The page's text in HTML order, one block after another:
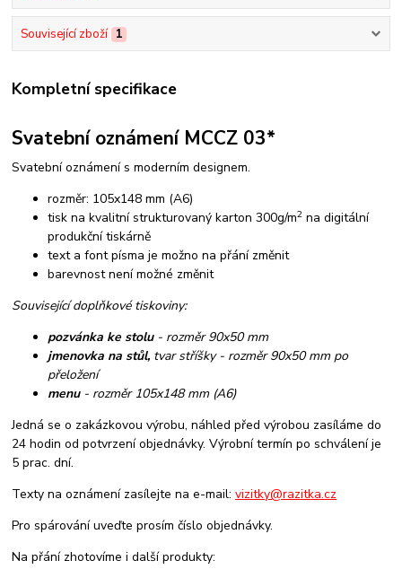
Související zboží 1
Kompletní specifikace
Svatební oznámení MCCZ 03*
Svatební oznámení s moderním designem.
rozměr: 105x148 mm (A6)
tisk na kvalitní strukturovaný karton 300g/m2 na digitální
produkční tiskárně
text a font písma je možno na přání změnit
barevnost není možné změnit
Související doplňkové tiskoviny:
pozvánka ke stolu- rozměr 90x50 mm
jmenovka na stůl, tvar stříšky - rozměr 90x50 mm po
přeložení
menu- rozměr 105x148 mm (A6)
Jedná se o zakázkovou výrobu, náhled před výrobou zasíláme do
24 hodin od potvrzení objednávky. Výrobní termín po schválení je
5 prac. dní.
Texty na oznámení zasílejte na e-mail:vizitky@razitka.cz
Pro spárování uveďte prosím číslo objednávky.
Na přání zhotovíme i další produkty: